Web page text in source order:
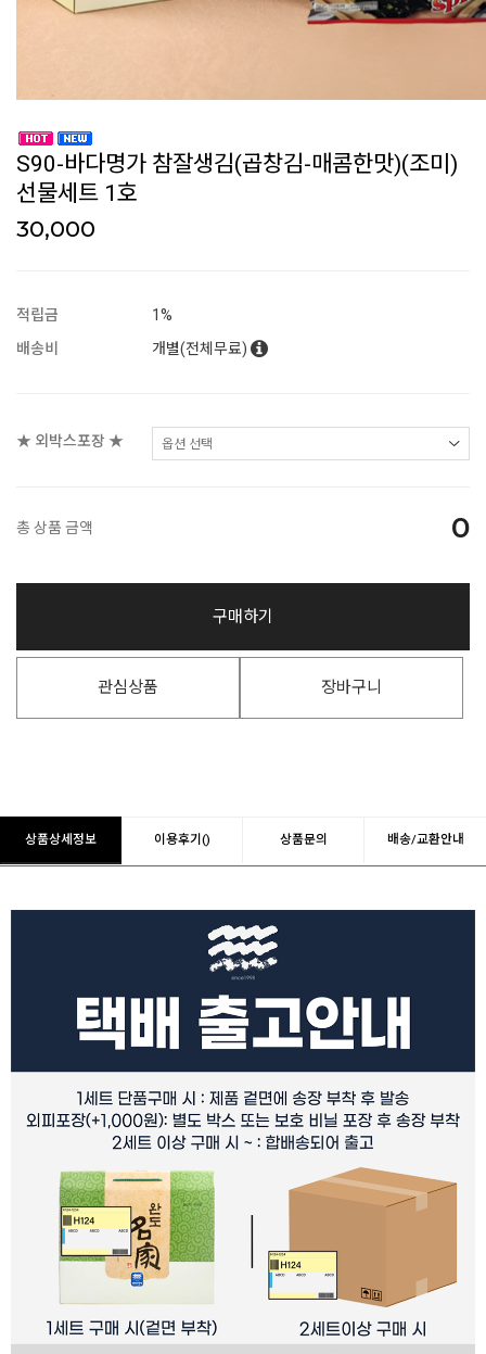
S90-바다명가 참잘생김(곱창김-매콤한맛)(조미)
선물세트 1호
30,000
적립금
1%
배송비
개별(전체무료)
★ 외박스포장 ★
총 상품 금액 0
구매하기
관심상품 장바구니
상품상세정보 이용후기() 상품문의 배송/교환안내